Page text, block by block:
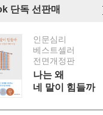
단독 선판매
인문심리
베스트셀러
전면개정판
나는 왜
네 말이 힘들까